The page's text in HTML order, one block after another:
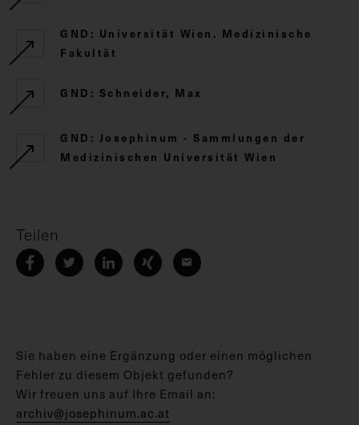
GND: Universität Wien. Medizinische
Fakultät
GND: Schneider, Max
GND: Josephinum - Sammlungen der
Medizinischen Universität Wien
Teilen
Sie haben eine Ergänzung oder einen möglichen
Fehler zu diesem Objekt gefunden?
Wir freuen uns auf Ihre Email an:
archiv@josephinum.ac.at